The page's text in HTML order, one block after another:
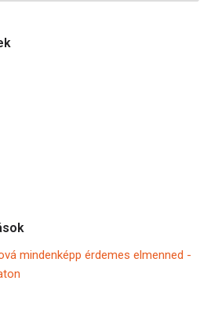
mindenképp érdemes elmenned -